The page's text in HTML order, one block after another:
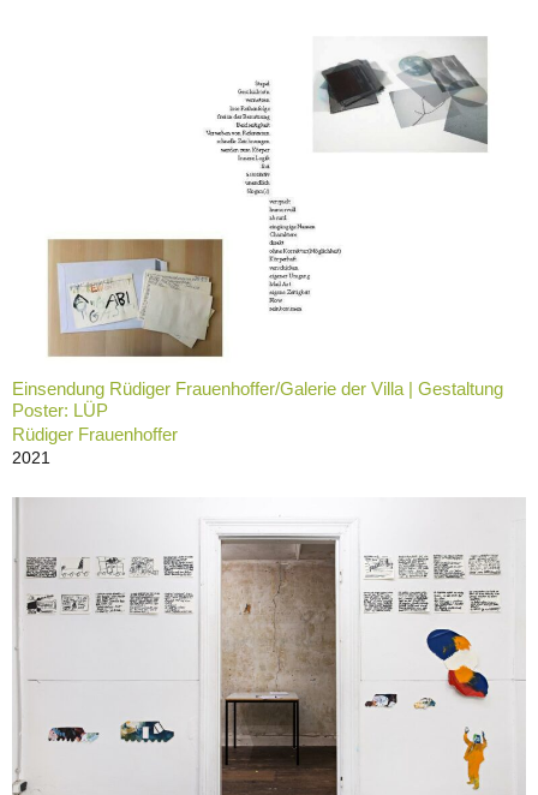
Einsendung Rüdiger Frauenhoffer/Galerie der Villa | Gestaltung
Poster: LÜP
Rüdiger Frauenhoffer
2021